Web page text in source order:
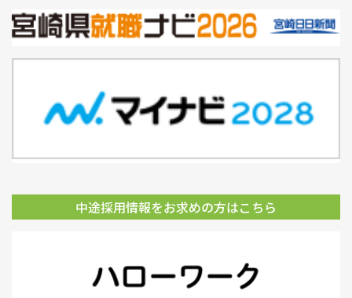
中途採用情報をお求めの方はこちら